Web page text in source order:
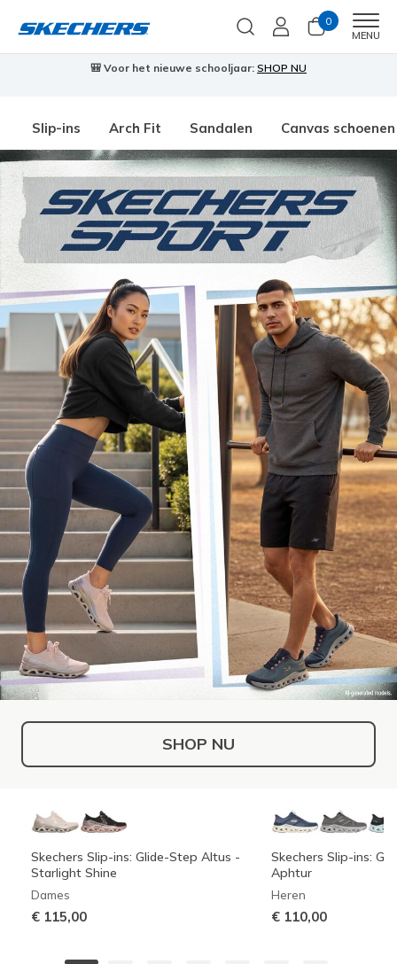
0
MENU
🎒 Voor het nieuwe schooljaar: SHOP NU
Slip-ins Arch Fit Sandalen Canvas schoenen
SHOP NU
Skechers Slip-ins: Glide-Step Altus -
Starlight Shine
Dames
€ 115,00
Skechers Slip-ins:
Aphtur
Heren
€ 110,00